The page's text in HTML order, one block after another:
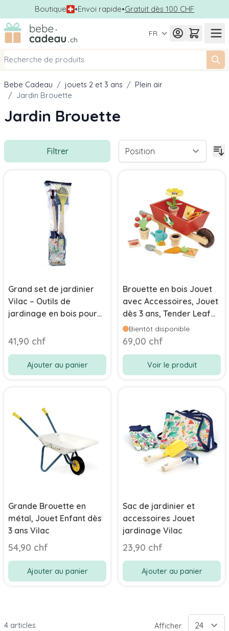
Boutique •Envoi rapide•Gratuit dès 100 CHF
Allez au contenu
FR
Bebe Cadeau / jouets 2 et 3 ans / Plein air
/ Jardin Brouette
Jardin Brouette
Filtrer
Grand set de jardinier
Vilac – Outils de
jardinage en bois pour
41,90 chf
Ajouter au panier
Brouette en bois Jouet
avec Accessoires, Jouet
dès 3 ans, Tender Leaf
Toys
Bientôt disponible
69,00 chf
Voir le produit
Grande Brouette en
métal, Jouet Enfant dès
3 ans Vilac
54,90 chf
Ajouter au panier
Sac de jardinier et
accessoires Jouet
jardinage Vilac
23,90 chf
Ajouter au panier
4 articles Afficher